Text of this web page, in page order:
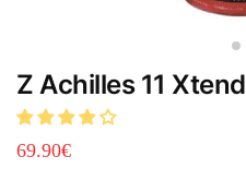
Z Achilles 11 Xtend
69.90€